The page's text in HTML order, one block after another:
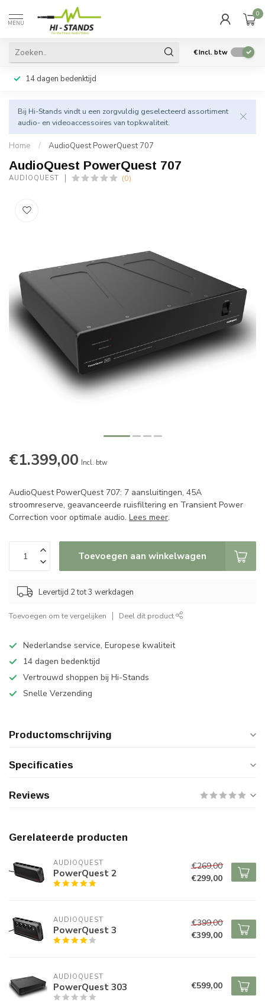
MENU
0
€Incl. btw
14 dagen bedenktijd
Bij Hi-Stands vindt u een zorgvuldig geselecteerd assortiment
audio- en videoaccessoires van topkwaliteit.
Home / AudioQuest PowerQuest 707
AudioQuest PowerQuest 707
AUDIOQUEST (0)
€1.399,00 Incl. btw
AudioQuest PowerQuest 707: 7 aansluitingen, 45A
stroomreserve, geavanceerde ruisfiltering en Transient Power
Correction voor optimale audio. Lees meer.
Toevoegen aan winkelwagen
Levertijd 2 tot 3 werkdagen
Toevoegen om te vergelijken Deel dit product
Nederlandse service, Europese kwaliteit
14 dagen bedenktijd
Vertrouwd shoppen bij Hi-Stands
Snelle Verzending
Productomschrijving
Specificaties
Reviews
Gerelateerde producten
AUDIOQUEST
PowerQuest 2
€269,00
€299,00
AUDIOQUEST
PowerQuest 3
€399,00
€399,00
AUDIOQUEST
PowerQuest 303 €599,00